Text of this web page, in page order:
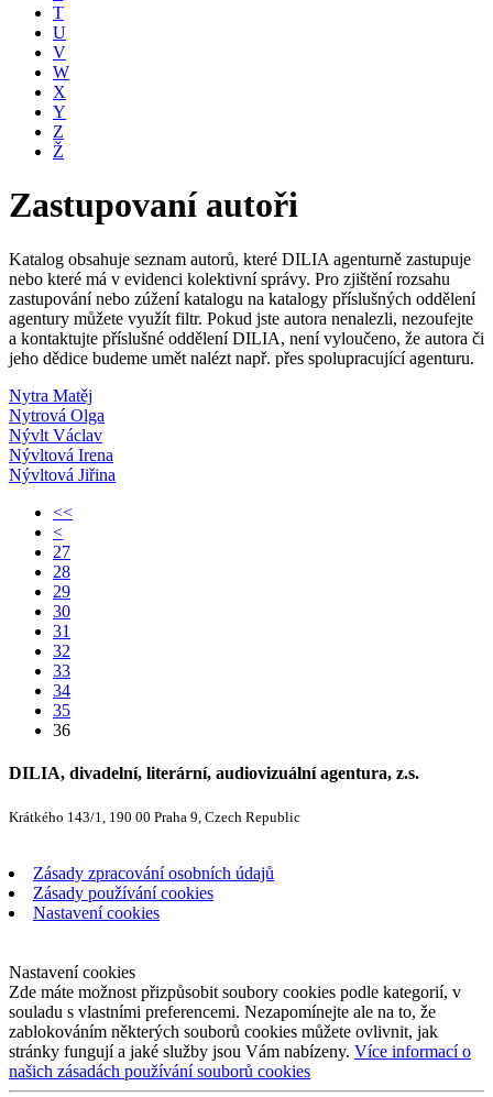
T
U
V
W
X
Y
Z
Ž
Zastupovaní autoři
Katalog obsahuje seznam autorů, které DILIA agenturně zastupuje
nebo které má v evidenci kolektivní správy. Pro zjištění rozsahu
zastupování nebo zúžení katalogu na katalogy příslušných oddělení
agentury můžete využít filtr. Pokud jste autora nenalezli, nezoufejte
a kontaktujte příslušné oddělení DILIA, není vyloučeno, že autora či
jeho dědice budeme umět nalézt např. přes spolupracující agenturu.
Nytra Matěj
Nytrová Olga
Nývlt Václav
Nývltová Irena
Nývltová Jiřina
<<
<
27
28
29
30
31
32
33
34
35
36
DILIA, divadelní, literární, audiovizuální agentura, z.s.
Krátkého 143/1, 190 00 Praha 9, Czech Republic
Zásady zpracování osobních údajů
Zásady používání cookies
Nastavení cookies
Nastavení cookies
Zde máte možnost přizpůsobit soubory cookies podle kategorií, v
souladu s vlastními preferencemi. Nezapomínejte ale na to, že
zablokováním některých souborů cookies můžete ovlivnit, jak
stránky fungují a jaké služby jsou Vám nabízeny. Více informací o
našich zásadách používání souborů cookies